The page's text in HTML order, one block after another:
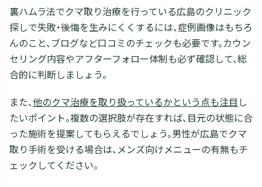
裏ハムラ法でクマ取り治療を行っている広島のクリニック
探しで失敗・後悔を生みにくくするには、症例画像はもちろ
んのこと、ブログなど口コミのチェックも必要です。カウン
セリング内容やアフターフォロー体制も必ず確認して、総
合的に判断しましょう。
また、他のクマ治療を取り扱っているかという点も注目 し
たいポイント。複数の選択肢が存在すれば、目元の状態に合
った施術を提案してもらえるでしょう。男性が広島でクマ
取り手術を受ける場合は、メンズ向けメニューの有無もチ
ェックしてください。